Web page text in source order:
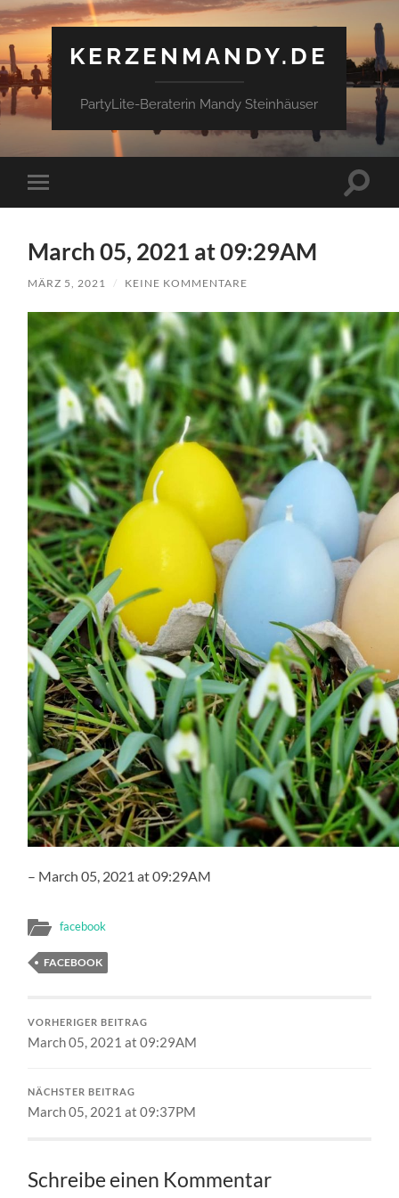
KERZENMANDY.DE
PartyLite-Beraterin Mandy Steinhäuser
Mobile-
Menü
March 05, 2021 at 09:29AM
MÄRZ 5, 2021 / KEINE KOMMENTARE
– March 05, 2021 at 09:29AM
facebook
FACEBOOK
VORHERIGER BEITRAG
March 05, 2021 at 09:29AM
NÄCHSTER BEITRAG
March 05, 2021 at 09:37PM
Schreibe einen Kommentar